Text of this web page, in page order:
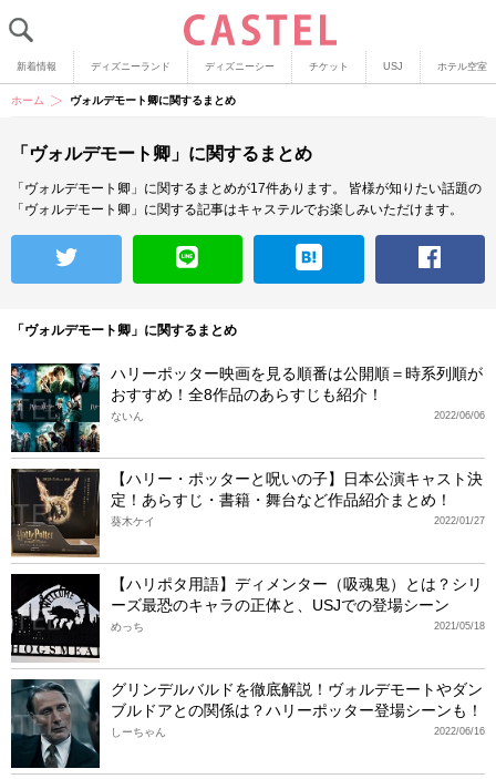
新着情報 ディズニーランド ディズニーシー チケット USJ ホテル空室
ホーム ヴォルデモート卿に関するまとめ
「ヴォルデモート卿」に関するまとめ
「ヴォルデモート卿」に関するまとめが17件あります。
皆様が知りたい話題の
「ヴォルデモート卿」に関する記事はキャステルでお楽しみいただけます。
「ヴォルデモート卿」に関するまとめ
ハリーポッター映画を見る順番は公開順＝時系列順が
おすすめ！全8作品のあらすじも紹介！
2022/06/06
ないん
【ハリー・ポッターと呪いの子】日本公演キャスト決
定！あらすじ・書籍・舞台など作品紹介まとめ！
2022/01/27
葵木ケイ
【ハリポタ用語】ディメンター（吸魂鬼）とは？シリ
ーズ最恐のキャラの正体と、USJでの登場シーン
2021/05/18
めっち
グリンデルバルドを徹底解説！ヴォルデモートやダン
ブルドアとの関係は？ハリーポッター登場シーンも！
2022/06/16
しーちゃん